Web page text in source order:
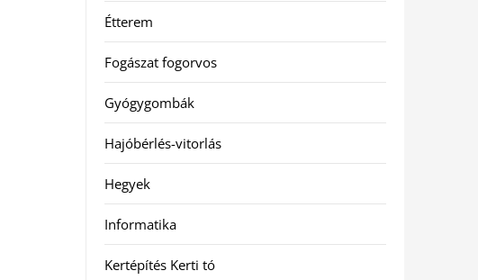
Étterem
Fogászat fogorvos
Gyógygombák
Hajóbérlés-vitorlás
Hegyek
Informatika
Kertépítés Kerti tó